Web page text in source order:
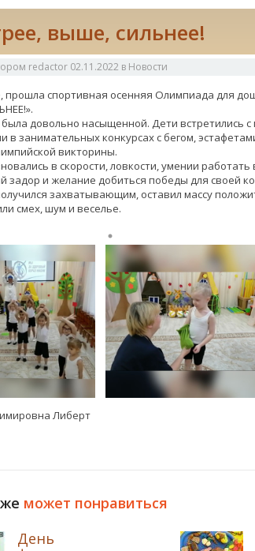
выше, сильнее!
redactor 02.11.2022 в Новости
прошла спортивная осенняя Олимпиада для
довольно насыщенной. Дети встретились
в занимательных конкурсах с бегом,
викторины.
в скорости, ловкости, умении работать
задор и желание добиться победы для своей
захватывающим, оставил массу
смех, шум и веселье.
Либерт
может понравиться
День